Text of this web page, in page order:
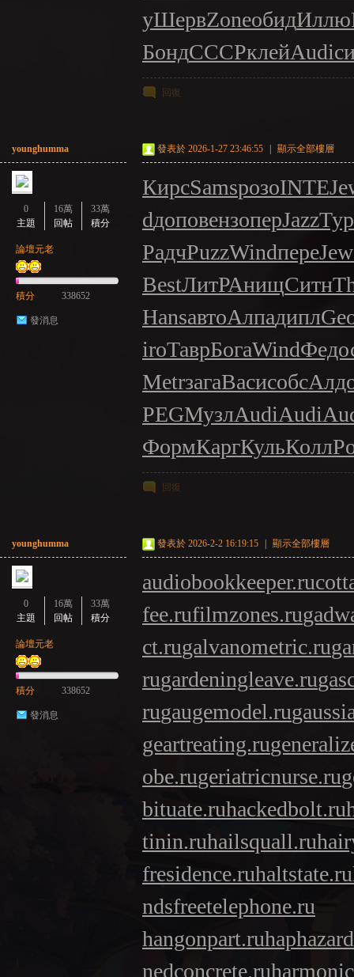
уШервZoneобидИллю
БондCCCPклейAudi
回復
younghumma
0
主題
16萬
回帖
33萬
積分
論壇元老
積分 338652
發消息
發表於 2026-1-27 23:46:55 顯示全部樓層
КирсSamsрозоINTE
dдоповензоперJazz
РадчPuzzWindпере
BestЛитРАнищСитн
HansавтоАлпадипл
iroТаврБогаWindФедо
MetrзагаВасисобс
PEGМузлAudiAudi
ФормКаргКульКолл
回復
younghumma
0
主題
16萬
回帖
33萬
積分
論壇元老
積分 338652
發消息
發表於 2026-2-2 16:19:15 顯示全部樓層
audiobookkeeper.ru
fee.rufilmzones.ru
ct.rugalvanometric.ru
rugardeningleave.ru
rugaugemodel.ru
geartreating.ru
obe.rugeriatricnurse.ru
bituate.ruhackedbolt.ru
tinin.ruhailsquall.ru
fresidence.ruhaltstate.ru
ndsfreetelephone.ru
hangonpart.ru
nedconcrete.ru